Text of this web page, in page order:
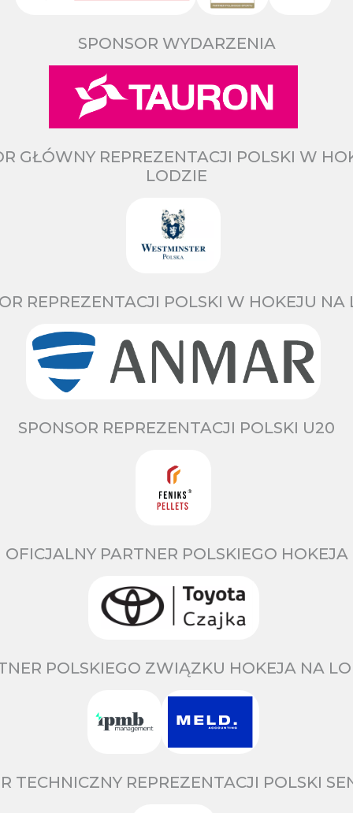
SPONSOR WYDARZENIA
GŁÓWNY REPREZENTACJI POLSKI W
LODZIE
REPREZENTACJI POLSKI W HOKEJU NA
SPONSOR REPREZENTACJI POLSKI U20
OFICJALNY PARTNER POLSKIEGO HOKEJA
POLSKIEGO ZWIĄZKU HOKEJA NA
TECHNICZNY REPREZENTACJI POLSKI